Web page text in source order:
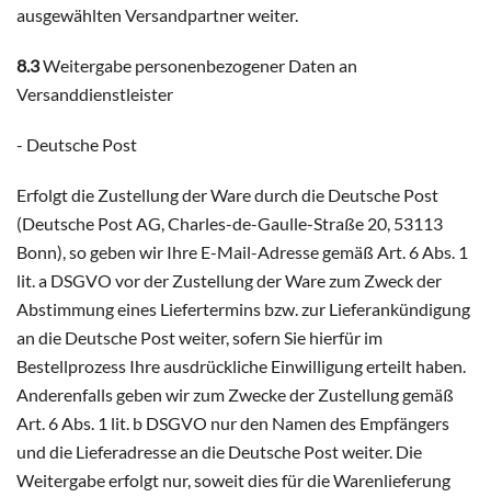
ausgewählten Versandpartner weiter.
8.3Weitergabe personenbezogener Daten an
Versanddienstleister
- Deutsche Post
Erfolgt die Zustellung der Ware durch die Deutsche Post
(Deutsche Post AG, Charles-de-Gaulle-Straße 20, 53113
Bonn), so geben wir Ihre E-Mail-Adresse gemäß Art. 6 Abs. 1
lit. a DSGVO vor der Zustellung der Ware zum Zweck der
Abstimmung eines Liefertermins bzw. zur Lieferankündigung
an die Deutsche Post weiter, sofern Sie hierfür im
Bestellprozess Ihre ausdrückliche Einwilligung erteilt haben.
Anderenfalls geben wir zum Zwecke der Zustellung gemäß
Art. 6 Abs. 1 lit. b DSGVO nur den Namen des Empfängers
und die Lieferadresse an die Deutsche Post weiter. Die
Weitergabe erfolgt nur, soweit dies für die Warenlieferung